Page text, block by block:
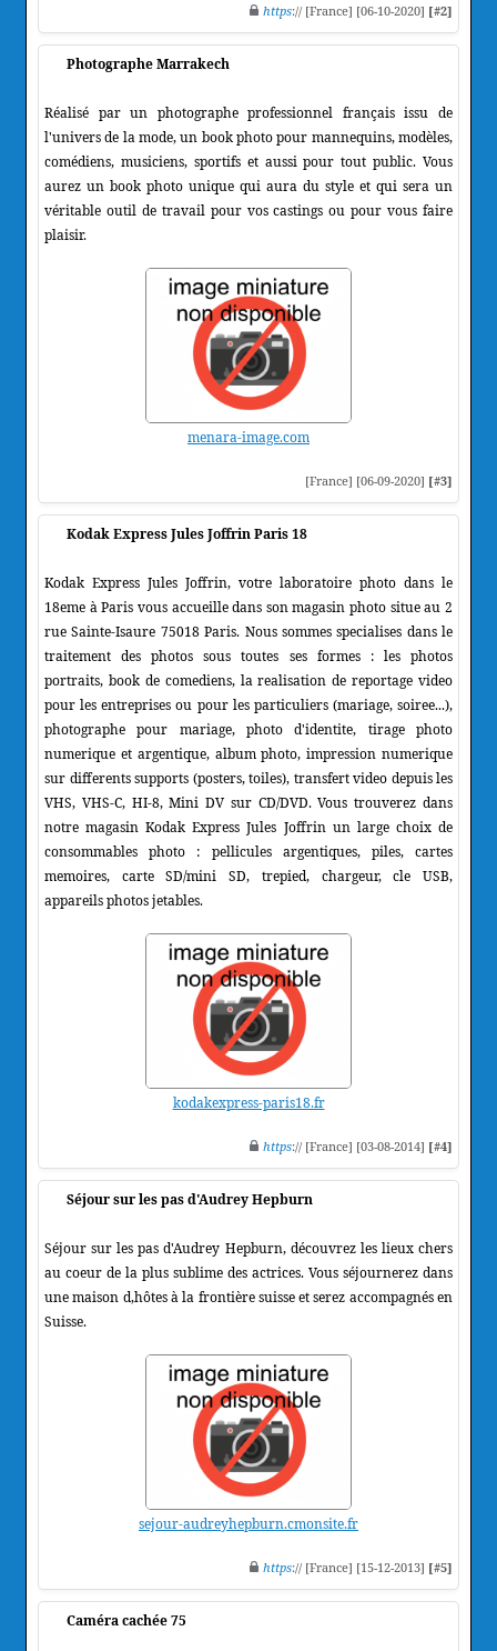
https:// [France] [06-10-2020] [#2]
Photographe Marrakech
Réalisé par un photographe professionnel français issu de
l'univers de la mode, un book photo pour mannequins, modèles,
comédiens, musiciens, sportifs et aussi pour tout public. Vous
aurez un book photo unique qui aura du style et qui sera un
véritable outil de travail pour vos castings ou pour vous faire
plaisir.
menara-image.com
[France] [06-09-2020] [#3]
Kodak Express Jules Joffrin Paris 18
Kodak Express Jules Joffrin, votre laboratoire photo dans le
18eme à Paris vous accueille dans son magasin photo situe au 2
rue Sainte-Isaure 75018 Paris. Nous sommes specialises dans le
traitement des photos sous toutes ses formes : les photos
portraits, book de comediens, la realisation de reportage video
pour les entreprises ou pour les particuliers (mariage, soiree...),
photographe pour mariage, photo d'identite, tirage photo
numerique et argentique, album photo, impression numerique
sur differents supports (posters, toiles), transfert video depuis les
VHS, VHS-C, HI-8, Mini DV sur CD/DVD. Vous trouverez dans
notre magasin Kodak Express Jules Joffrin un large choix de
consommables photo : pellicules argentiques, piles, cartes
memoires, carte SD/mini SD, trepied, chargeur, cle USB,
appareils photos jetables.
kodakexpress-paris18.fr
https:// [France] [03-08-2014] [#4]
Séjour sur les pas d'Audrey Hepburn
Séjour sur les pas d'Audrey Hepburn, découvrez les lieux chers
au coeur de la plus sublime des actrices. Vous séjournerez dans
une maison d,hôtes à la frontière suisse et serez accompagnés en
Suisse.
sejour-audreyhepburn.cmonsite.fr
https:// [France] [15-12-2013] [#5]
Caméra cachée 75